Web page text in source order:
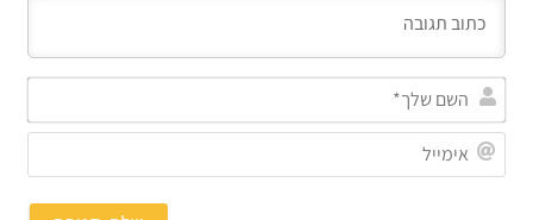
שלך*